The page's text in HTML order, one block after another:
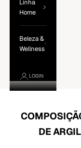
Linha
Home
Beleza &
Wellness
LOGIN
DE